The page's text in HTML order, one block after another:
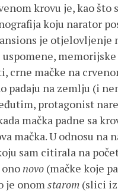
krovu je, kao što
koju narator
je otjelovljenje
crne mačke na
padaju na zemlju (i
protagonist
mačka padne sa
mačka. U odnosu na
sam citirala na
novo (mačke koje
je onomstarom (slici